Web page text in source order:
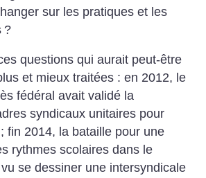
sur les pratiques et les
?
questions qui aurait peut-être
et mieux traitées : en 2012, le
fédéral avait validé la
syndicaux unitaires pour
; fin 2014, la bataille pour une
rythmes scolaires dans le
se dessiner une intersyndicale